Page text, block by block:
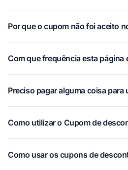
Por que o cupom não foi aceito
Com que frequência esta página
Preciso pagar alguma coisa para
Como utilizar o Cupom de
Como usar os cupons de